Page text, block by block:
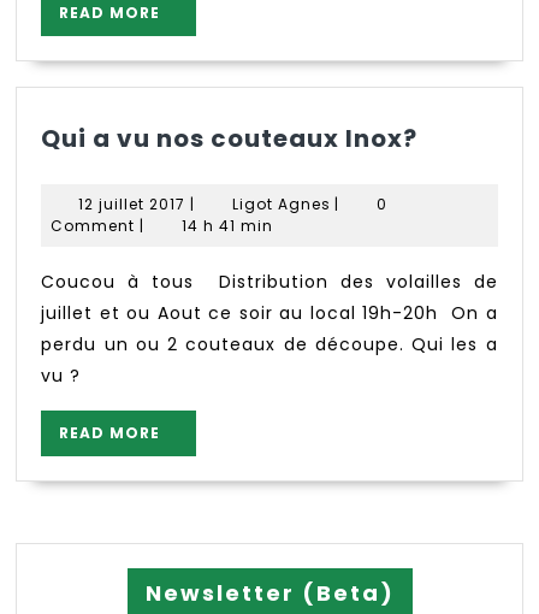
READ MORE
MORE
Qui a vu nos couteaux Inox?
Inox?
12 juillet 2017 12
juillet
| Ligot Agnes Ligot
|
0
Comment | 14 h 41 min
Coucou à tous Distribution des volailles de
juillet et ou Aout ce soir au local 19h-20h On a
perdu un ou 2 couteaux de découpe. Qui les a
vu ?
READ MORE
MORE
Newsletter (Beta)